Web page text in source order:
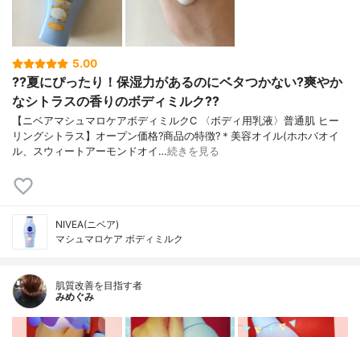
5.00
??夏にぴったり！保湿力があるのにベタつかない?爽やか
なシトラスの香りのボディミルク??
【ニベアマシュマロケアボディミルクC 〈ボディ用乳液〉普通肌 ヒー
リングシトラス】オープン価格?商品の特徴?＊美容オイル(ホホバオイ
ル、スウィートアーモンドオイ…続きを見る
NIVEA(ニベア)
マシュマロケア ボディミルク
肌質改善を目指す者
みめぐみ